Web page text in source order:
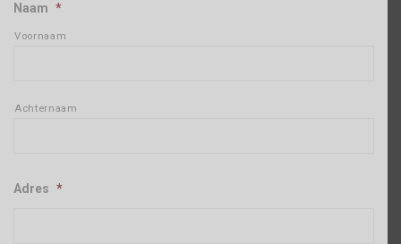
Naam *
Voornaam
Achternaam
Adres *